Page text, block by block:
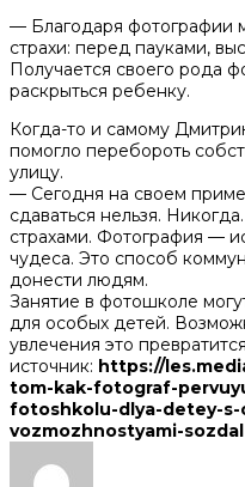
— Благодаря фотографии
страхи: перед пауками,
Получается своего рода
раскрыться ребенку.
Когда-то и самому
помогло перебороть
улицу.
— Сегодня на своем
сдаваться нельзя.
страхами. Фотография —
чудеса. Это способ
донести людям.
Занятие в фотошколе
для особых детей.
увлечения это
источник: https://
tom-kak-fotograf-
fotoshkolu-dlya-detey-s-
vozmozhnostyami-sozdal